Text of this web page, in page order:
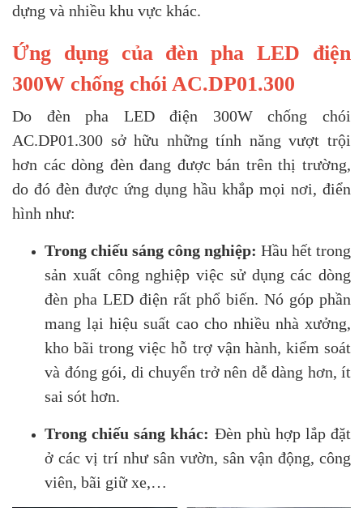
dựng và nhiều khu vực khác.
Ứng dụng của đèn pha LED điện
300W chống chói AC.DP01.300
Do đèn pha LED điện 300W chống chói
AC.DP01.300 sở hữu những tính năng vượt trội
hơn các dòng đèn đang được bán trên thị trường,
do đó đèn được ứng dụng hầu khắp mọi nơi, điển
hình như:
Trong chiếu sáng công nghiệp: Hầu hết trong
sản xuất công nghiệp việc sử dụng các dòng
đèn pha LED điện rất phổ biến. Nó góp phần
mang lại hiệu suất cao cho nhiều nhà xưởng,
kho bãi trong việc hỗ trợ vận hành, kiểm soát
và đóng gói, di chuyển trở nên dễ dàng hơn, ít
sai sót hơn.
Trong chiếu sáng khác: Đèn phù hợp lắp đặt
ở các vị trí như sân vườn, sân vận động, công
viên, bãi giữ xe,…